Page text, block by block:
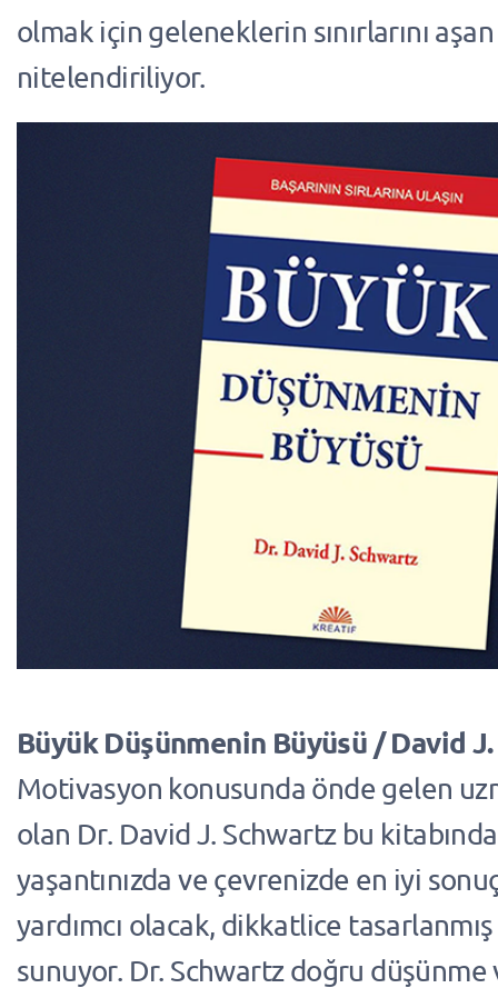
olmak için geleneklerin sınırlarını
nitelendiriliyor.
Büyük Düşünmenin Büyüsü / David
Motivasyon konusunda önde gelen
olan Dr. David J. Schwartz bu
yaşantınızda ve çevrenizde en iyi
yardımcı olacak, dikkatlice
sunuyor. Dr. Schwartz doğru düşünme